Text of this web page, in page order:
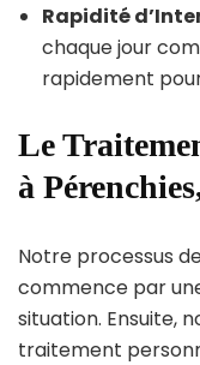
Rapidité
chaque jour
rapidement
Le
à
Notre processus
commence par
situation. Ensuite,
traitement